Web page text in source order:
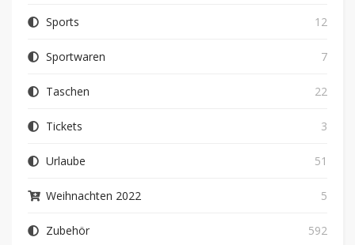
Sports 12
Sportwaren 7
Taschen 22
Tickets 3
Urlaube 51
Weihnachten 2022 5
Zubehör 592